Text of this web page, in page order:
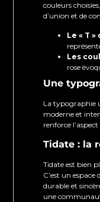
couleurs
d’union et de
Le « T »
Les
rose
Une
La typographie
moderne et
renforce
Tidate : la
Tidate est bien
C’est un
durable et
une